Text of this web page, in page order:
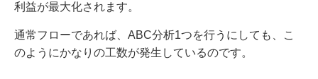
利益が最大化されます。
通常フローであれば、ABC分析1つを行うにしても、こ
のようにかなりの工数が発生しているのです。